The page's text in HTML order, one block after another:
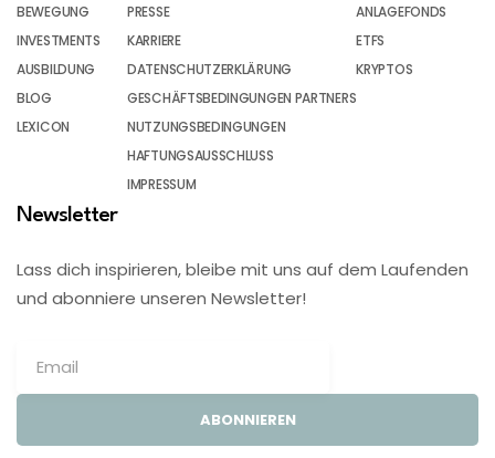
BEWEGUNG
INVESTMENTS
AUSBILDUNG
BLOG
LEXICON
PRESSE
KARRIERE
DATENSCHUTZERKLÄRUNG
GESCHÄFTSBEDINGUNGEN PARTNERS
NUTZUNGSBEDINGUNGEN
HAFTUNGSAUSSCHLUSS
IMPRESSUM
ANLAGEFONDS
ETFS
KRYPTOS
Newsletter
Lass dich inspirieren, bleibe mit uns auf dem Laufenden
und abonniere unseren Newsletter!
ABONNIEREN